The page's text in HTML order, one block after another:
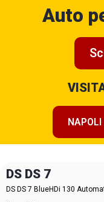
Auto
NAPOLI
DS DS 7
DS DS 7 BlueHDi 130